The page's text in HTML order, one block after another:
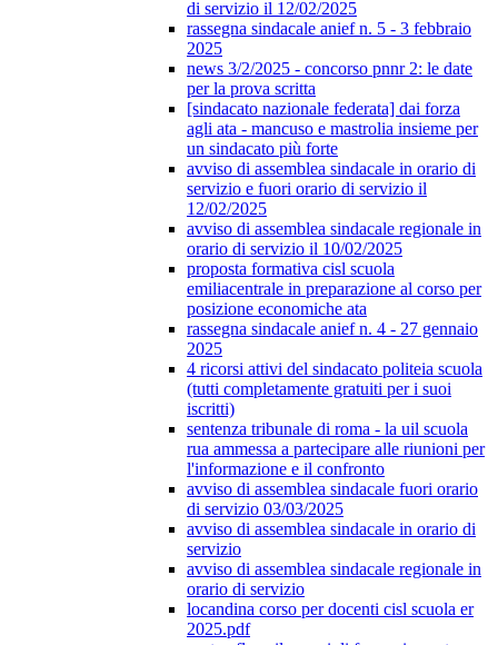
di servizio il 12/02/2025
rassegna sindacale anief n. 5 - 3 febbraio
2025
news 3/2/2025 - concorso pnnr 2: le date
per la prova scritta
[sindacato nazionale federata] dai forza
agli ata - mancuso e mastrolia insieme per
un sindacato più forte
avviso di assemblea sindacale in orario di
servizio e fuori orario di servizio il
12/02/2025
avviso di assemblea sindacale regionale in
orario di servizio il 10/02/2025
proposta formativa cisl scuola
emiliacentrale in preparazione al corso per
posizione economiche ata
rassegna sindacale anief n. 4 - 27 gennaio
2025
4 ricorsi attivi del sindacato politeia scuola
(tutti completamente gratuiti per i suoi
iscritti)
sentenza tribunale di roma - la uil scuola
rua ammessa a partecipare alle riunioni per
l'informazione e il confronto
avviso di assemblea sindacale fuori orario
di servizio 03/03/2025
avviso di assemblea sindacale in orario di
servizio
avviso di assemblea sindacale regionale in
orario di servizio
locandina corso per docenti cisl scuola er
2025.pdf